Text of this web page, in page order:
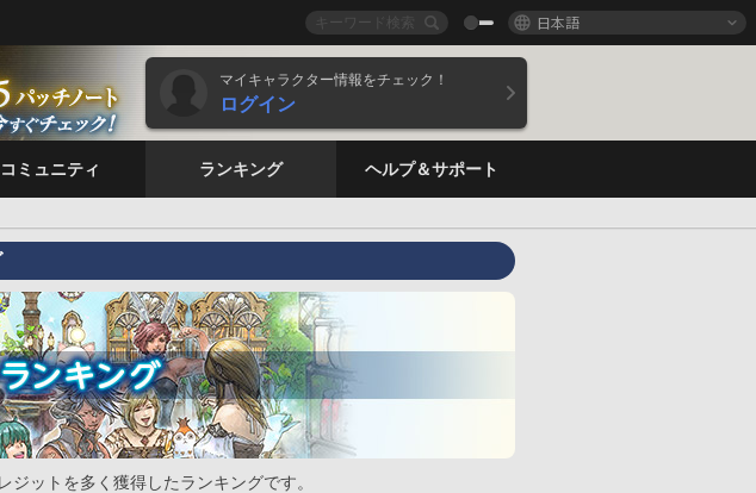
日本語
マイキャラクター情報をチェック！
ログイン
コミュニティ ランキング ヘルプ＆サポート
ットを多く獲得したランキングです。